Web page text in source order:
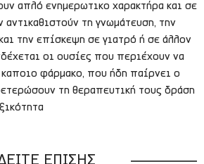
απλό ενημερωτικο χαρακτήρα και σε
τη γνωμάτευση, την
την επίσκεψη σε γιατρό ή σε άλλον
οι ουσίες που περιέχουν να
φάρμακο, που ήδη παίρνει ο
τη θεραπευτική τους δράση